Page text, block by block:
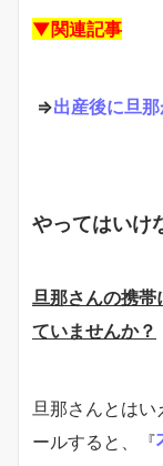
▼関連記事
⇒出産後に旦
やってはい
旦那さんの携帯
ていませんか？
旦那さんとはい
ールすると、『